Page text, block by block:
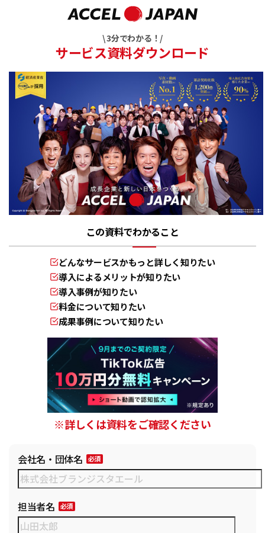
\ 3分でわかる！/
サービス資料ダウンロード
この資料でわかること
どんなサービスかもっと詳しく知りたい
導入によるメリットが知りたい
導入事例が知りたい
料金について知りたい
成果事例について知りたい
※詳しくは資料をご確認ください
会社名・団体名
担当者名